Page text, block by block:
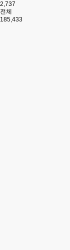
2,737
전체
185,433